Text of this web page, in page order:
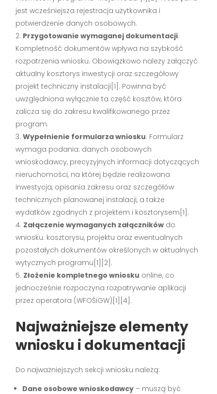
jest wcześniejsza rejestracja użytkownika i
potwierdzenie danych osobowych.
Przygotowanie wymaganej dokumentacji.
Kompletność dokumentów wpływa na szybkość
rozpatrzenia wniosku. Obowiązkowo należy załączyć
aktualny kosztorys inwestycji oraz szczegółowy
projekt techniczny instalacji[1]. Powinna być
uwzględniona wyłącznie ta część kosztów, która
zalicza się do zakresu kwalifikowanego przez
program.
Wypełnienie formularza wniosku. Formularz
wymaga podania: danych osobowych
wnioskodawcy, precyzyjnych informacji dotyczących
nieruchomości, na której będzie realizowana
inwestycja, opisania zakresu oraz szczegółów
technicznych planowanej instalacji, a także
wydatków zgodnych z projektem i kosztorysem[1].
Załączenie wymaganych załączników do
wniosku: kosztorysu, projektu oraz ewentualnych
pozostałych dokumentów określonych w aktualnych
wytycznych programu[1][2].
Złożenie kompletnego wniosku online, co
jednocześnie rozpoczyna rozpatrywanie aplikacji
przez operatora (WFOŚiGW)[1][4].
Najważniejsze elementy
wniosku i dokumentacji
Do najważniejszych sekcji wniosku należą:
Dane osobowe wnioskodawcy – muszą być